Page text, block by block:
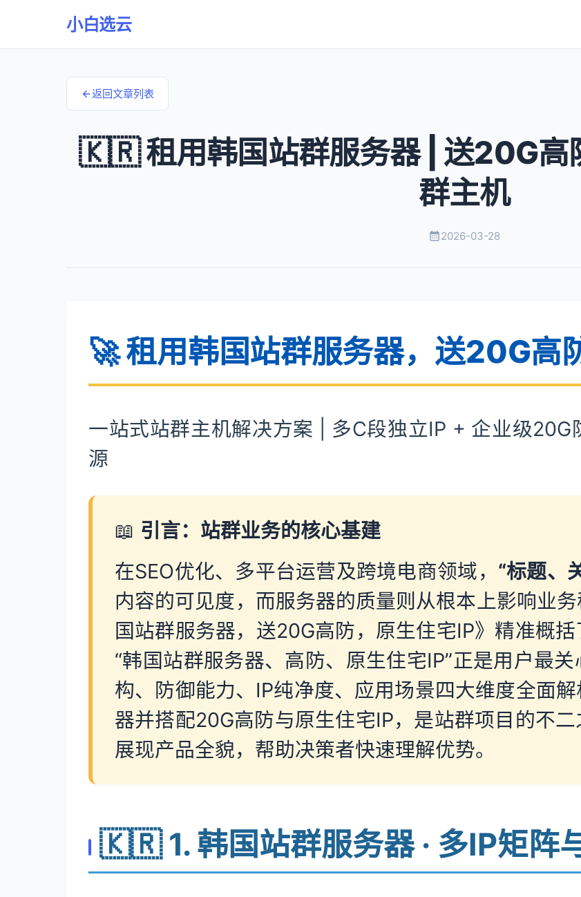
小白选云
返回文章列表
🇰🇷 租用韩国站群服务器 | 送20G高
群主机
2026-03-28
🚀 租用韩国站群服务器，送20G高
一站式站群主机解决方案 | 多C段独立IP + 企业级
源
📖 引言：站群业务的核心基建
在SEO优化、多平台运营及跨境电商领域， “标题、
内容的可见度，而服务器的质量则从根本上影响业
国站群服务器，送20G高防，原生住宅IP》精准概括
“韩国站群服务器、高防、原生住宅IP”正是用户最
构、防御能力、IP纯净度、应用场景四大维度全面
器并搭配20G高防与原生住宅IP，是站群项目的不
展现产品全貌，帮助决策者快速理解优势。
🇰🇷 1. 韩国站群服务器 · 多IP矩阵